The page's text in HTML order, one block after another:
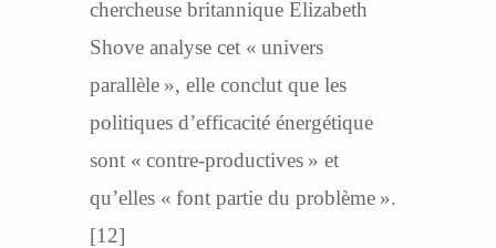
chercheuse britannique Elizabeth
Shove analyse cet « univers
parallèle », elle conclut que les
politiques d’efficacité énergétique
sont « contre-productives » et
qu’elles « font partie du problème ».
[12]